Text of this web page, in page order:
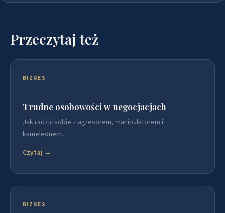
Przeczytaj też
BIZNES
Trudne osobowości w negocjacjach
Jak radzić sobie z agresorem, manipulatorem i
kameleonem.
Czytaj →
BIZNES